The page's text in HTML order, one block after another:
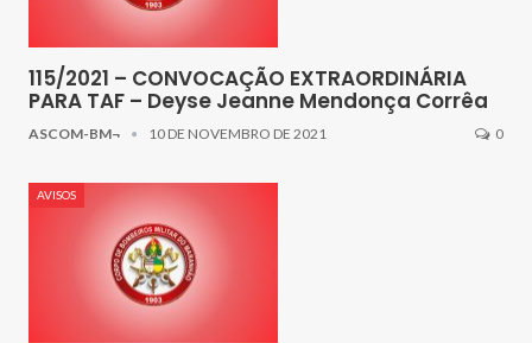
115/2021 – CONVOCAÇÃO EXTRAORDINÁRIA
PARA TAF – Deyse Jeanne Mendonça Corrêa
ASCOM-BM¬ 10 DE NOVEMBRO DE 2021 0
AVISOS